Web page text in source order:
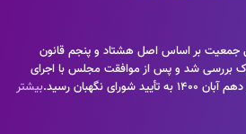
جمعیت بر اساس اصل هشتاد و پنجم قانون
بررسی شد و پس از موافقت مجلس با اجرای
بیشتر